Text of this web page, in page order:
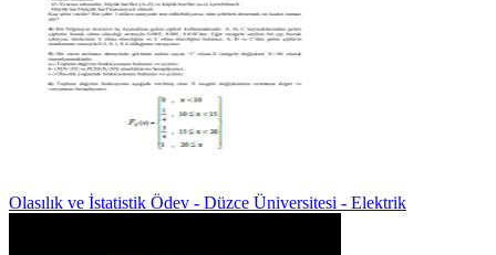
Olasılık ve İstatistik Ödev - Düzce Üniversitesi - Elektrik